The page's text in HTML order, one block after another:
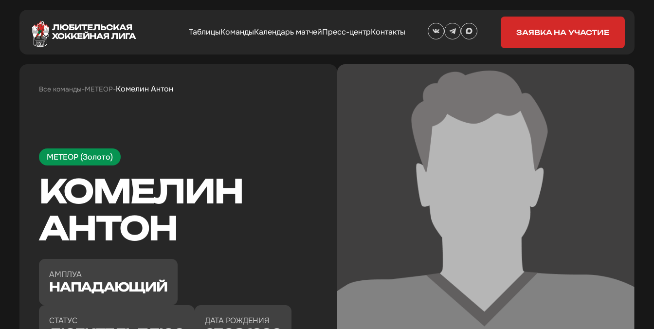
ЛЮБИТЕЛЬСКАЯ
ХОККЕЙНАЯ ЛИГА
ТаблицыКомандыКалендарь матчейПресс-центрКонтакты ЗАЯВКА НА УЧАСТИЕ
Все команды МЕТЕОР Комелин Антон
МЕТЕОР (Золото)
КОМЕЛИН
АНТОН
АМПЛУА
НАПАДАЮЩИЙ
СТАТУС ДАТА РОЖДЕНИЯ